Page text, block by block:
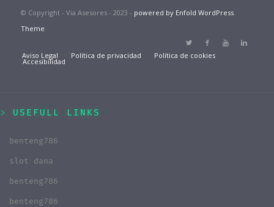
© Copyright - Via Asesores - 2023 - powered by Enfold WordPress
Theme
Aviso Legal Política de privacidad Política de cookies
Accesibilidad
USEFULL LINKS
benteng786
slot dana
benteng786
benteng786